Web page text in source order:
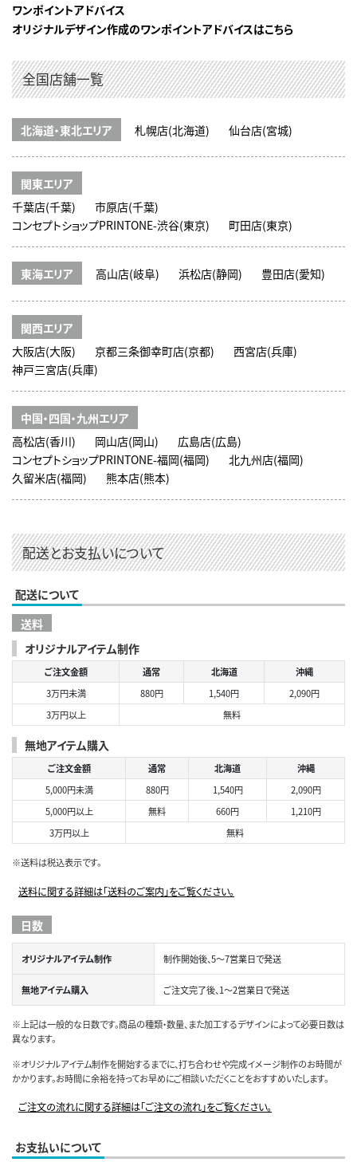
ワンポイントアドバイス
オリジナルデザイン作成のワンポイントアドバイスはこちら
全国店舗一覧
北海道・東北エリア 札幌店(北海道) 仙台店(宮城)
関東エリア
千葉店(千葉)
市原店(千葉)
コンセプトショップPRINTONE-渋谷(東京)
町田店(東京)
東海エリア 高山店(岐阜) 浜松店(静岡) 豊田店(愛知)
関西エリア
大阪店(大阪)
京都三条御幸町店(京都)
西宮店(兵庫)
神戸三宮店(兵庫)
中国・四国・九州エリア
高松店(香川)
岡山店(岡山)
広島店(広島)
コンセプトショップPRINTONE-福岡(福岡)
北九州店(福岡)
久留米店(福岡)
熊本店(熊本)
配送とお支払いについて
配送について
送料
オリジナルアイテム制作
ご注文金額 通常 北海道
沖縄
3万円未満
880円 1,540円
2,090円
3万円以上
無料
無地アイテム購入
ご注文金額 通常 北海道
沖縄
5,000円未満
880円 1,540円
2,090円
5,000円以上
無料 660円
1,210円
3万円以上
無料
※送料は税込表示です。
送料に関する詳細は「送料のご案内」をご覧ください。
日数
オリジナルアイテム制作 制作開始後、5～7営業日で発送
無地アイテム購入 ご注文完了後、1～2営業日で発送
※上記は一般的な日数です。商品の種類・数量、また加工するデザインによって必要日数は
異なります。
※オリジナルアイテム制作を開始するまでに、打ち合わせや完成イメージ制作のお時間が
かかります。お時間に余裕を持ってお早めにご相談いただくことをおすすめいたします。
ご注文の流れに関する詳細は「ご注文の流れ」をご覧ください。
お支払いについて